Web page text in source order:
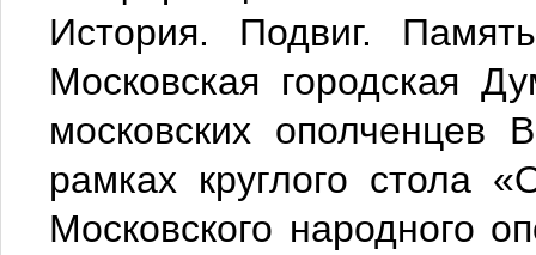
История. Подвиг.
Московская городская
московских ополченцев
рамках круглого стола
Московского народного